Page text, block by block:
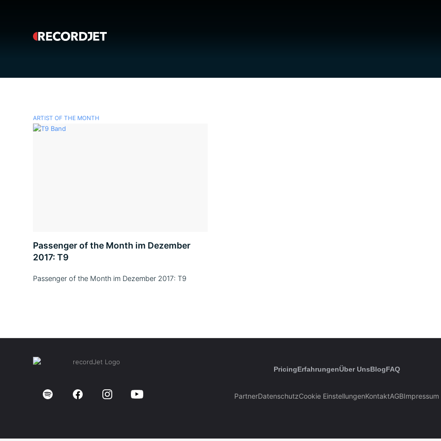
ARTIST OF THE MONTH
Passenger of the Month im Dezember
2017: T9
Passenger of the Month im Dezember 2017: T9
PricingErfahrungenÜber UnsBlogFAQ
PartnerDatenschutzCookie EinstellungenKontaktAGBImpressum